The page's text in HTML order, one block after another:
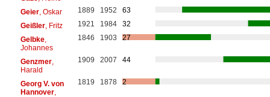
Geier, Oskar 1889 1952
63
Geißler, Fritz 1921 1984
32
Gelbke,
Johannes
1846 1903 27
Genzmer,
Harald
1909 2007 44
Georg V. von
Hannover,
1819 1878 2